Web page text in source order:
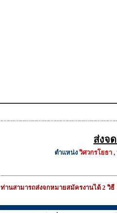
ส่งจ
ตำแหน่ง วิศวกรโยธา,
ท่านสามารถส่งจกหมายสมัครงานได้ 2 วิธี